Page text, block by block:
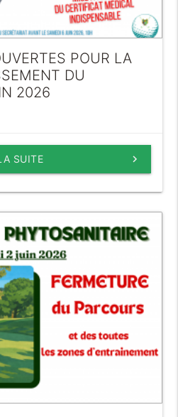
POUR LA
DU
2026
keyboard_arrow_right
SUITE